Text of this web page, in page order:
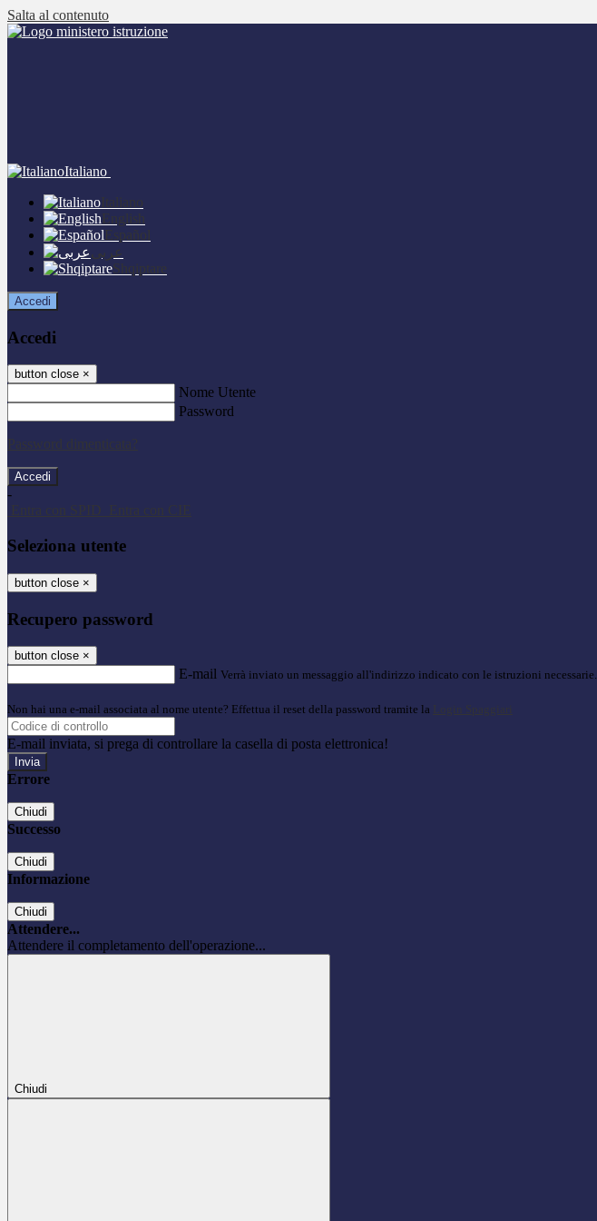
Salta al contenuto
Italiano
Italiano
English
Español
عربى
Shqiptare
Accedi
Accedi
button close ×
Nome Utente
Password
Password dimenticata?
-
Entra con SPID
Entra con CIE
Seleziona utente
button close ×
Recupero password
button close ×
E-mail Verrà inviato un messaggio all'indirizzo indicato con le istruzioni necessarie.
Non hai una e-mail associata al nome utente? Effettua il reset della password tramite la Login Spaggiari
E-mail inviata, si prega di controllare la casella di posta elettronica!
Errore
Chiudi
Successo
Chiudi
Informazione
Chiudi
Attendere...
Attendere il completamento dell'operazione...
Chiudi